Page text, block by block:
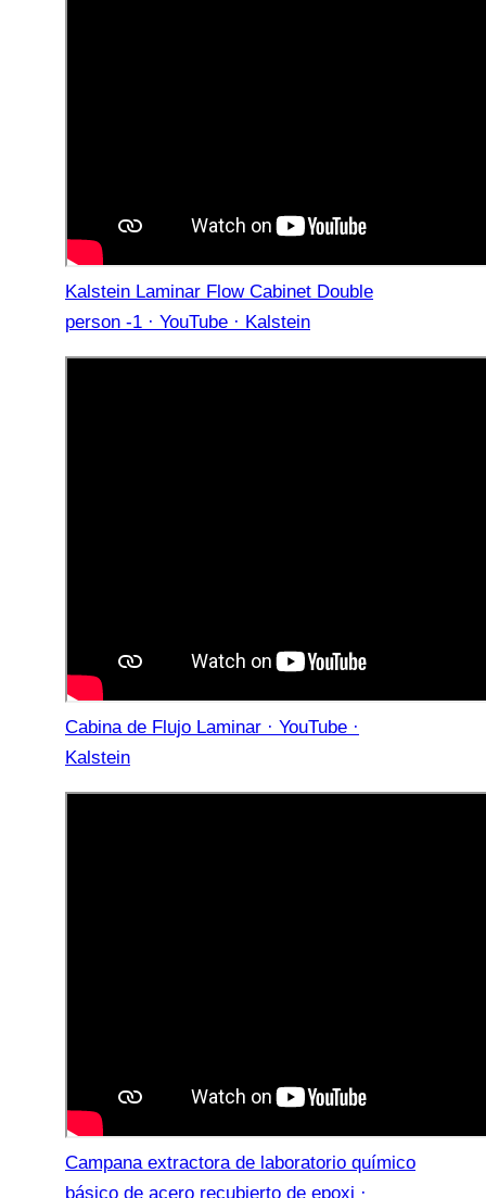
Kalstein Laminar Flow Cabinet Double
person -1 · YouTube · Kalstein
Cabina de Flujo Laminar · YouTube ·
Kalstein
Campana extractora de laboratorio químico
básico de acero recubierto de epoxi ·